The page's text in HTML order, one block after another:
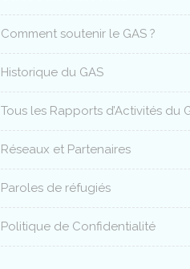
Comment soutenir le GAS ?
Historique du GAS
Tous les Rapports d’Activités du
Réseaux et Partenaires
Paroles de réfugiés
Politique de Confidentialité